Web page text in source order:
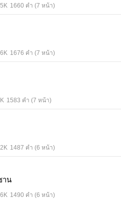
1660 คำ (7 หน้า)
1676 คำ (7 หน้า)
1583 คำ (7 หน้า)
1487 คำ (6 หน้า)
ซาน
1490 คำ (6 หน้า)